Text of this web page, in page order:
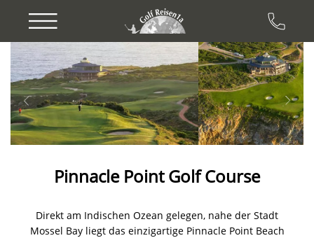
Previous Next
Pinnacle Point Golf Course
Direkt am Indischen Ozean gelegen, nahe der Stadt
Mossel Bay liegt das einzigartige Pinnacle Point Beach